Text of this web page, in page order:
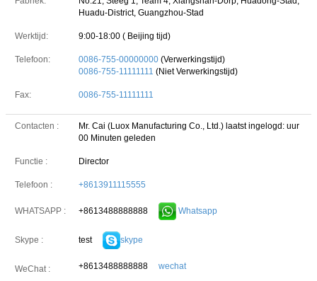
Huadu-District, Guangzhou-Stad
Werktijd: 9:00-18:00 ( Beijing tijd)
Telefoon: 0086-755-00000000 (Verwerkingstijd)
0086-755-11111111 (Niet Verwerkingstijd)
Fax: 0086-755-11111111
Contacten : Mr. Cai (Luox Manufacturing Co., Ltd.) laatst ingelogd: uur
00 Minuten geleden
Functie : Director
Telefoon : +8613911115555
WHATSAPP : +8613488888888 Whatsapp
Skype : test skype
WeChat : +8613488888888 wechat